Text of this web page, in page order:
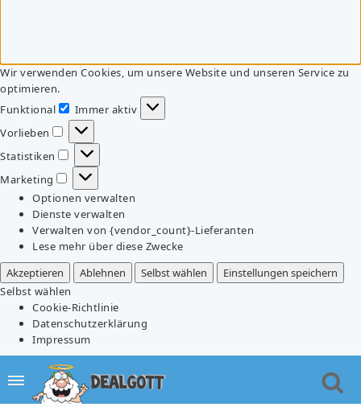
Wir verwenden Cookies, um unsere Website und unseren Service zu
optimieren.
Funktional
Funktional
Immer aktiv
Vorlieben
Vorlieben
Statistiken
Statistiken
Marketing
Marketing
Optionen verwalten
Dienste verwalten
Verwalten von {vendor_count}-Lieferanten
Lese mehr über diese Zwecke
Akzeptieren
Ablehnen Selbst wählen
Einstellungen speichern
Selbst wählen
Cookie-Richtlinie
Datenschutzerklärung
Impressum